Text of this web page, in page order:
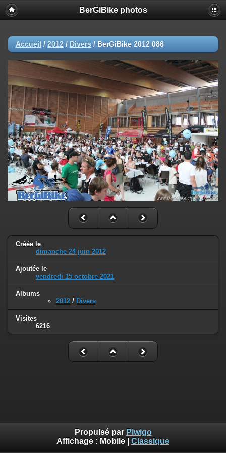
BerGiBike photos
Accueil / 2012 / Divers / BerGiBike 2012 086
Créée le
dimanche 24 juin 2012
Ajoutée le
vendredi 15 octobre 2021
Albums
2012 / Divers
Visites
6216
Propulsé par Piwigo
Affichage : Mobile Classique